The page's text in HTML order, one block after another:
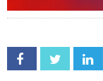
Facebook Twitter